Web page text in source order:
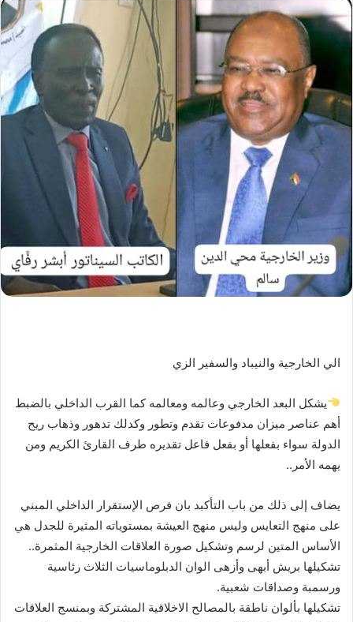
س
ر
ي
د
ا
إ
ل
ت
ر
ي
ا
الي الخارجية والنيباد والسفير الزي
يشكل البعد الخارجي وعالمه ومعالمه كما القرب الداخلي بالضبط
أهم عناصر ميزان مدفوعات تقدم وتطور وكدلك تدهور وذهاب ريح
الدولة سواء بفعلها أو بفعل فاعل تقديره طرف القارئ الكريم ومن
يهمه الأمر..
يضاف إلى ذلك من باب التأكبد بان فرص الإستقرار الداخلي المبني
على منهج التعايس وليس منهج العيشة بمستوياته المثيرة للجدل هي
الأساس المتين لرسم وتشكيل صورة العلاقات الخارجية المثمرة..
تشكيلها بريش أبهى وأزهى الوان الدبلوماسيات الثلاث رئاسية
ورسمبة وصداقات شعبية.
تشكيلها بألوان ناطقة بالمصالح الاخلاقية المشتركة وبمنسج العلاقات